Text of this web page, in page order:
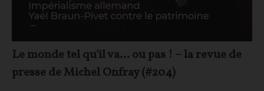
Le monde tel qu'il va… ou pas ! – la revue de
presse de Michel Onfray (#204)